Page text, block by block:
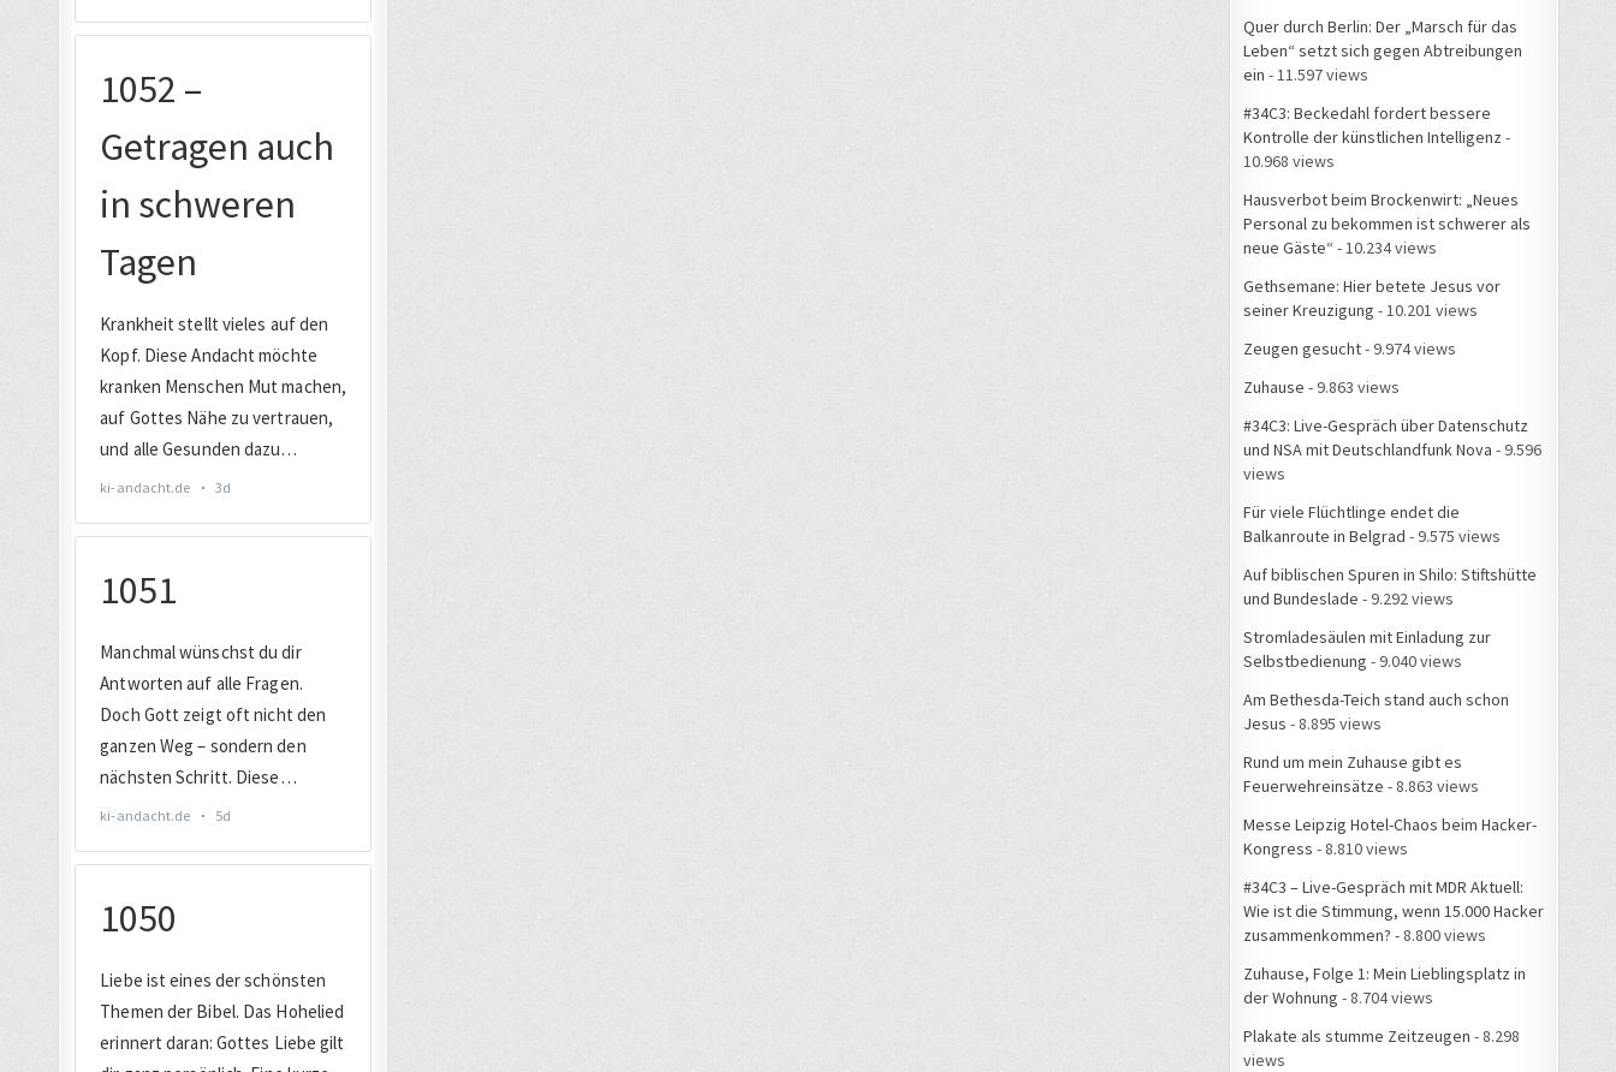
Quer durch Berlin: Der „Marsch für das
Leben“ setzt sich gegen Abtreibungen
ein - 11.597 views
#34C3: Beckedahl fordert bessere
Kontrolle der künstlichen Intelligenz -
10.968 views
Hausverbot beim Brockenwirt: „Neues
Personal zu bekommen ist schwerer als
neue Gäste“ - 10.234 views
Gethsemane: Hier betete Jesus vor
seiner Kreuzigung - 10.201 views
Zeugen gesucht- 9.974 views
Zuhause - 9.863 views
#34C3: Live-Gespräch über Datenschutz
und NSA mit Deutschlandfunk Nova - 9.596
views
Für viele Flüchtlinge endet die
Balkanroute in Belgrad - 9.575 views
Auf biblischen Spuren in Shilo: Stiftshütte
und Bundeslade - 9.292 views
Stromladesäulen mit Einladung zur
Selbstbedienung - 9.040 views
Am Bethesda-Teich stand auch schon
Jesus - 8.895 views
Rund um mein Zuhause gibt es
Feuerwehreinsätze - 8.863 views
Messe Leipzig Hotel-Chaos beim Hacker-
Kongress - 8.810 views
#34C3 – Live-Gespräch mit MDR Aktuell:
Wie ist die Stimmung, wenn 15.000 Hacker
zusammenkommen? - 8.800 views
Zuhause, Folge 1: Mein Lieblingsplatz in
der Wohnung - 8.704 views
Plakate als stumme Zeitzeugen - 8.298
views